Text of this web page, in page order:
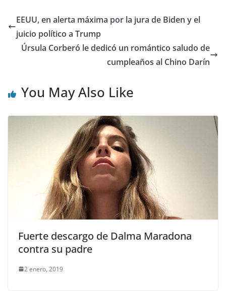
EEUU, en alerta máxima por la jura de Biden y el
juicio político a Trump
Úrsula Corberó le dedicó un romántico saludo de
cumpleaños al Chino Darín
You May Also Like
Fuerte descargo de Dalma Maradona
contra su padre
2 enero, 2019